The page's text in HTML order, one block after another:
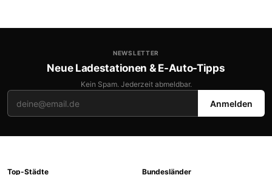
NEWSLETTER
Neue Ladestationen & E-Auto-Tipps
Kein Spam. Jederzeit abmeldbar.
Anmelden
Top-Städte Bundesländer